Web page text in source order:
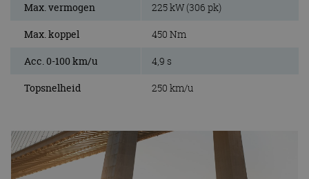
Max. vermogen 225 kW (306 pk)
Max. koppel 450 Nm
Acc. 0-100 km/u 4,9 s
Topsnelheid 250 km/u